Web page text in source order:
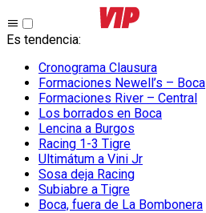
Es tendencia:
Cronograma Clausura
Formaciones Newell’s – Boca
Formaciones River – Central
Los borrados en Boca
Lencina a Burgos
Racing 1-3 Tigre
Ultimátum a Vini Jr
Sosa deja Racing
Subiabre a Tigre
Boca, fuera de La Bombonera